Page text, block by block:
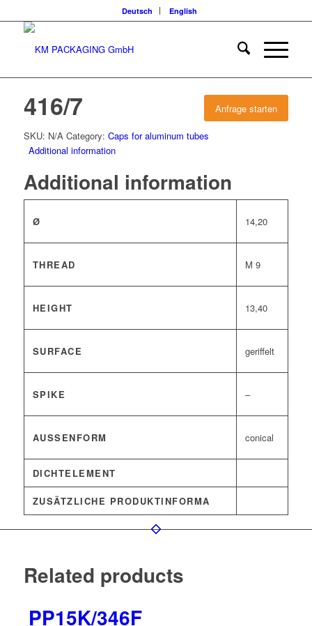
Deutsch English
Anfrage starten
416/7
SKU: N/A Category: Caps for aluminum tubes
Additional information
Additional information
Ø 14,20
THREAD M 9
HEIGHT 13,40
SURFACE geriffelt
SPIKE –
AUSSENFORM conical
DICHTELEMENT
ZUSÄTZLICHE PRODUKTINFORMA
Related products
PP15K/346F